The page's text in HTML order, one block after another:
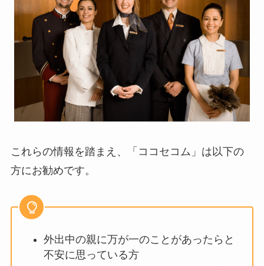
これらの情報を踏まえ、「ココセコム」は以下の
方にお勧めです。
外出中の親に万が一のことがあったらと
不安に思っている方